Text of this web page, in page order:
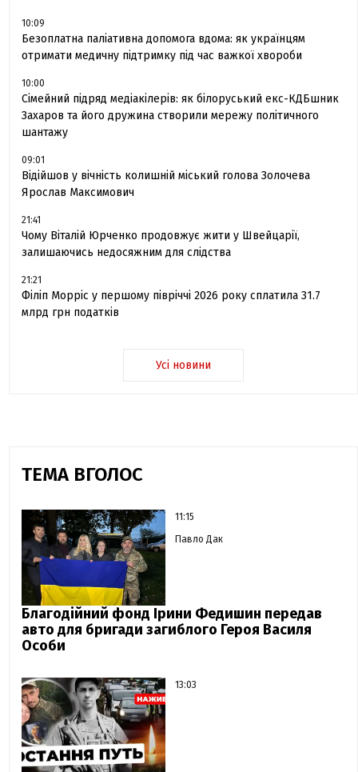
10:09
Безоплатна паліативна допомога вдома: як українцям
отримати медичну підтримку під час важкої хвороби
10:00
Сімейний підряд медіакілерів: як білоруський екс-КДБшник
Захаров та його дружина створили мережу політичного
шантажу
09:01
Відійшов у вічність колишній міський голова Золочева
Ярослав Максимович
21:41
Чому Віталій Юрченко продовжує жити у Швейцарії,
залишаючись недосяжним для слідства
21:21
Філіп Морріс у першому півріччі 2026 року сплатила 31.7
млрд грн податків
Усі новини
ТЕМА ВГОЛОС
11:15
Павло Дак
Благодійний фонд Ірини Федишин передав
авто для бригади загиблого Героя Василя
Особи
13:03